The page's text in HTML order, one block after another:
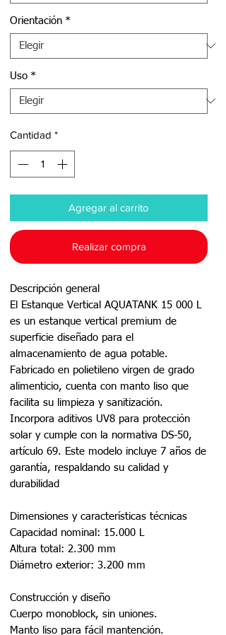
Orientación *
Uso *
Cantidad *
Agregar al carrito
Realizar compra
Descripción general
El Estanque Vertical AQUATANK 15 000 L
es un estanque vertical premium de
superficie diseñado para el
almacenamiento de agua potable.
Fabricado en polietileno virgen de grado
alimenticio, cuenta con manto liso que
facilita su limpieza y sanitización.
Incorpora aditivos UV8 para protección
solar y cumple con la normativa DS-50,
artículo 69. Este modelo incluye 7 años de
garantía, respaldando su calidad y
durabilidad
Dimensiones y características técnicas
Capacidad nominal: 15.000 L
Altura total: 2.300 mm
Diámetro exterior: 3.200 mm
Construcción y diseño
Cuerpo monoblock, sin uniones.
Manto liso para fácil mantención.